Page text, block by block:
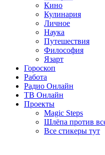
Кино
Кулинария
Личное
Наука
Путешествия
Философия
Язарт
Гороскоп
Работа
Радио Онлайн
ТВ Онлайн
Проекты
Magic Steps
Шлёпа против
Все стикеры тут